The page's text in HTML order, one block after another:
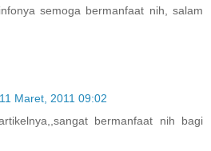
semoga bermanfaat nih, salam
11 Maret, 2011 09:02
bermanfaat nih bagi